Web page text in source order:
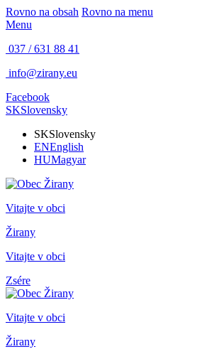
Rovno na obsah Rovno na menu
Menu
037 / 631 88 41
info@zirany.eu
Facebook
SKSlovensky
SKSlovensky
ENEnglish
HUMagyar
Vitajte v obci
Žirany
Vitajte v obci
Zsére
Vitajte v obci
Žirany